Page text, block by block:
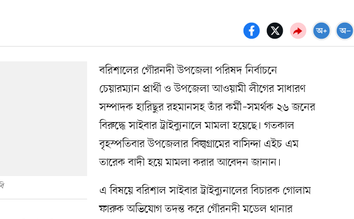
বরিশালের গৌরনদী উপজেলা পরিষদ নির্বাচনে
চেয়ারম্যান প্রার্থী ও উপজেলা আওয়ামী লীগের সাধারণ
সম্পাদক হারিছুর রহমানসহ তাঁর কর্মী–সমর্থক ২৬ জনের
বিরুদ্ধে সাইবার ট্রাইব্যুনালে মামলা হয়েছে। গতকাল
বৃহস্পতিবার উপজেলার বিল্বগ্রামের বাসিন্দা এইচ এম
তারেক বাদী হয়ে মামলা করার আবেদন জানান।
এ বিষয়ে বরিশাল সাইবার ট্রাইব্যুনালের বিচারক গোলাম
ফারুক অভিযোগ তদন্ত করে গৌরনদী মডেল থানার